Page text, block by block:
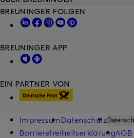
EIN PARTNER VON
BREUNINGER FOLGEN
BREUNINGER APP
ImpressumDatenschutz
Barrierefreiheitserklärung